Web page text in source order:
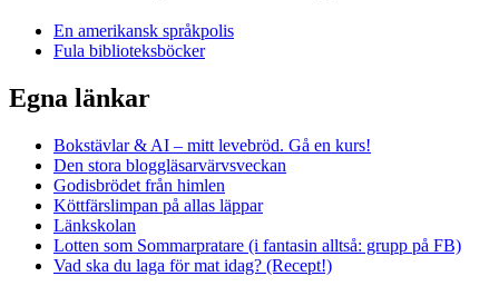
En amerikansk språkpolis
Fula biblioteksböcker
Egna länkar
Bokstävlar & AI – mitt levebröd. Gå en kurs!
Den stora bloggläsarvärvsveckan
Godisbrödet från himlen
Köttfärslimpan på allas läppar
Länkskolan
Lotten som Sommarpratare (i fantasin alltså: grupp på FB)
Vad ska du laga för mat idag? (Recept!)